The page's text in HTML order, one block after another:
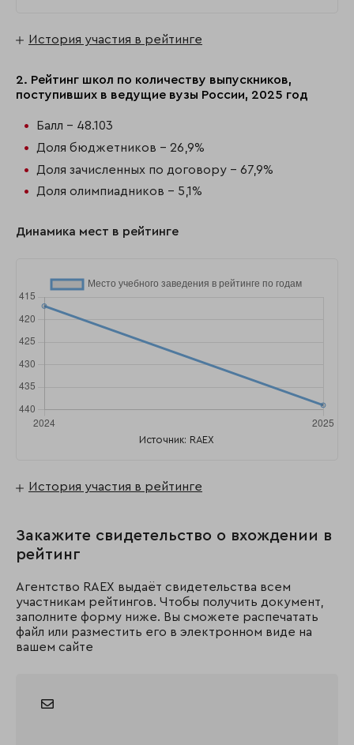
История участия в рейтинге
2. Рейтинг школ по количеству выпускников,
поступивших в ведущие вузы России, 2025 год
Балл - 48.103
Доля бюджетников - 26,9%
Доля зачисленных по договору - 67,9%
Доля олимпиадников - 5,1%
Динамика мест в рейтинге
Источник: RAEX
История участия в рейтинге
Закажите свидетельство о вхождении в
рейтинг
Агентство RAEX выдаёт свидетельства всем
участникам рейтингов. Чтобы получить документ,
заполните форму ниже. Вы сможете распечатать
файл или разместить его в электронном виде на
вашем сайте